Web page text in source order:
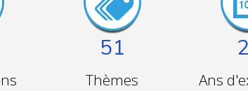
51
Thèmes Ans